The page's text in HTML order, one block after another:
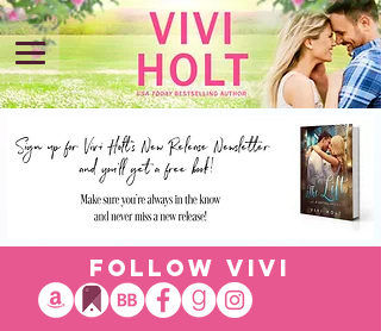
Follow Vivi